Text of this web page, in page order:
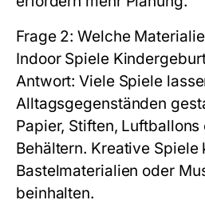
Frage 2: Welche
Indoor Spiele
Antwort: Viele Spiele
Alltagsgegenständen
Papier, Stiften, Luftballons
Behältern. Kreative
Bastelmaterialien oder
beinhalten.